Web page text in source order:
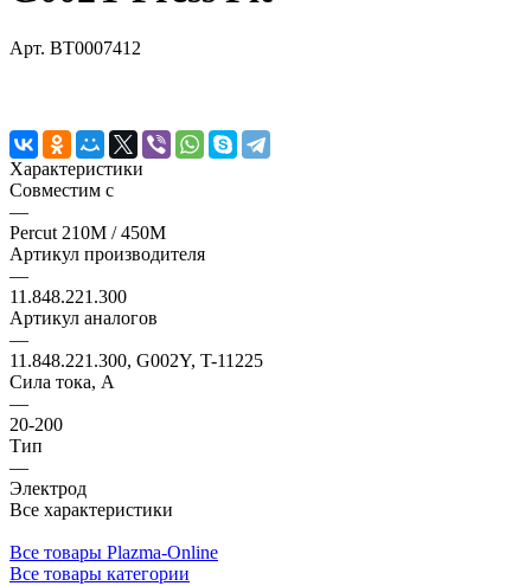
Арт. BT0007412
Характеристики
Совместим с
—
Percut 210M / 450M
Артикул производителя
—
11.848.221.300
Артикул аналогов
—
11.848.221.300, G002Y, T-11225
Сила тока, А
—
20-200
Тип
—
Электрод
Все характеристики
Все товары Plazma-Online
Все товары категории